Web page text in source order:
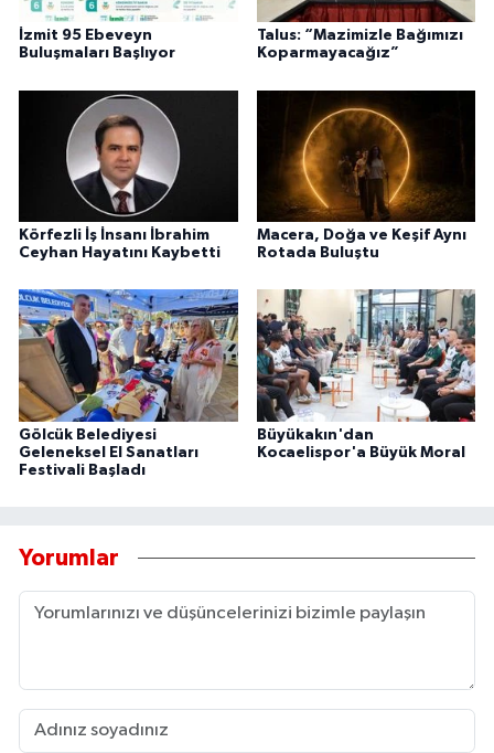
İzmit 95 Ebeveyn
Buluşmaları Başlıyor
Talus: “Mazimizle Bağımızı
Koparmayacağız”
Körfezli İş İnsanı İbrahim
Ceyhan Hayatını Kaybetti
Macera, Doğa ve Keşif Aynı
Rotada Buluştu
Gölcük Belediyesi
Geleneksel El Sanatları
Festivali Başladı
Büyükakın'dan
Kocaelispor'a Büyük Moral
Yorumlar